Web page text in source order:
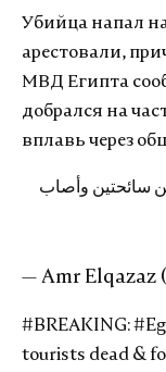
Убийца напал
арестовали,
МВД Египта
добрался на
вплавь через
سائحتين وأصاب
— Amr Elqazaz
#BREAKING:
tourists dead &